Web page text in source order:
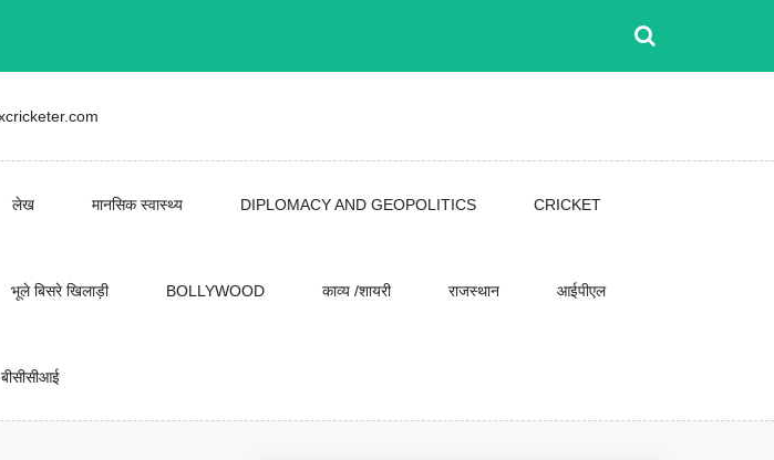
लेख मानसिक स्वास्थ्य DIPLOMACY AND GEOPOLITICS CRICKET
भूले बिसरे खिलाड़ी BOLLYWOOD काव्य /शायरी राजस्थान आईपीएल
बीसीसीआई